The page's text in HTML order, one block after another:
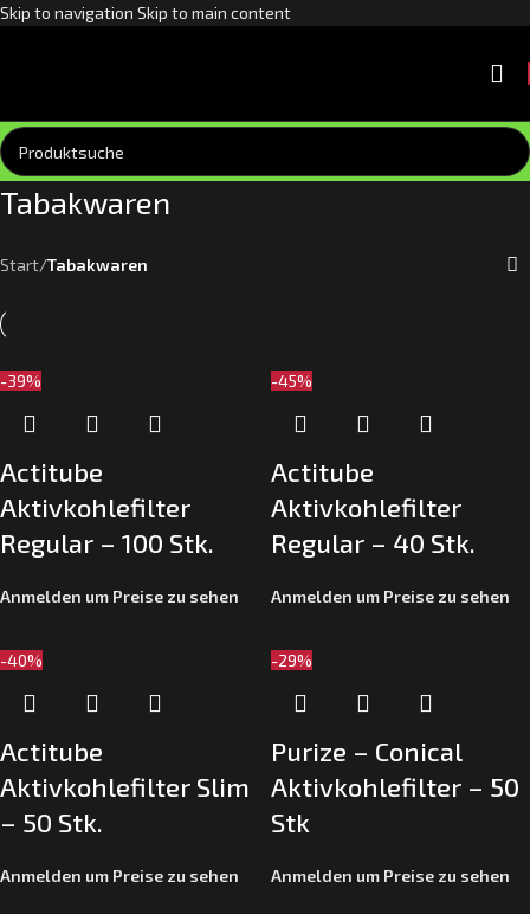
Skip to navigation Skip to main content
Tabakwaren
Start/Tabakwaren
-39%
Actitube
Aktivkohlefilter
Regular – 100 Stk.
Anmelden um Preise zu sehen
-45%
Actitube
Aktivkohlefilter
Regular – 40 Stk.
Anmelden um Preise zu sehen
-40%
Actitube
Aktivkohlefilter Slim
– 50 Stk.
Anmelden um Preise zu sehen
-29%
Purize – Conical
Aktivkohlefilter – 50
Stk
Anmelden um Preise zu sehen